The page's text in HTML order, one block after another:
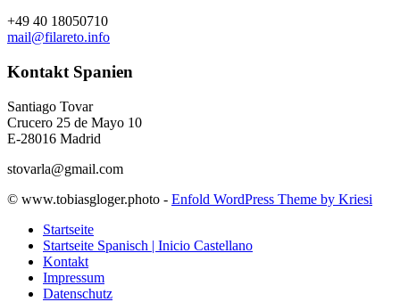
+49 40 18050710
mail@filareto.info
Kontakt Spanien
Santiago Tovar
Crucero 25 de Mayo 10
E-28016 Madrid
stovarla@gmail.com
© www.tobiasgloger.photo - Enfold WordPress Theme by Kriesi
Startseite
Startseite Spanisch | Inicio Castellano
Kontakt
Impressum
Datenschutz